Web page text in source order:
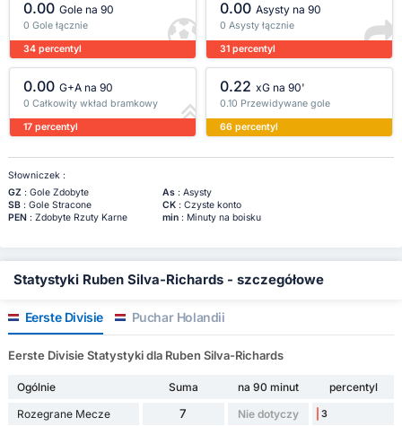
0.00 Gole na 90
0 Gole łącznie
34 percentyl
0.00 Asysty na 90
0 Asysty łącznie
31 percentyl
0.00 G+A na 90
0 Całkowity wkład bramkowy
17 percentyl
0.22 xG na 90'
0.10 Przewidywane gole
66 percentyl
Słowniczek :
GZ: Gole Zdobyte As: Asysty
SB: Gole Stracone CK: Czyste konto
PEN: Zdobyte Rzuty Karne min: Minuty na boisku
Statystyki Ruben Silva-Richards - szczegółowe
Eerste Divisie Puchar Holandii
Eerste Divisie Statystyki dla Ruben Silva-Richards
Ogólnie Suma na 90 minut
percentyl
Rozegrane Mecze
7 Nie dotyczy 3